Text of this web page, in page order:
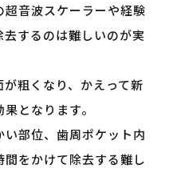
音波スケーラーや経験
するのは難しいのが実
粗くなり、かえって新
となります。
部位、歯周ポケット内
をかけて除去する難し